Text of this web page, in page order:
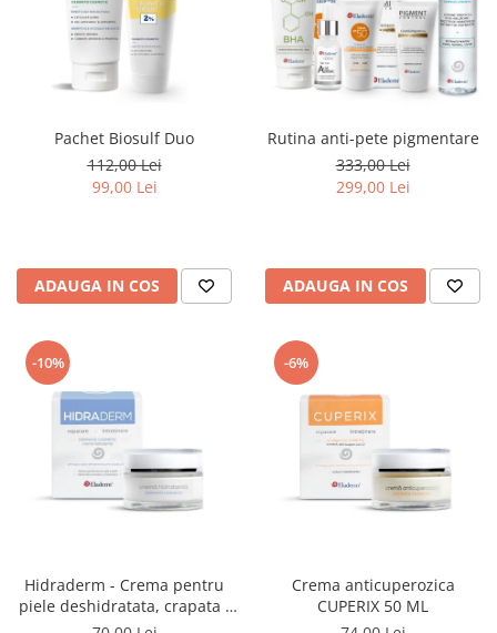
Pachet Biosulf Duo
112,00 Lei
99,00 Lei
ADAUGA IN COS
Rutina anti-pete pigmentare
333,00 Lei
299,00 Lei
ADAUGA IN COS
-10%
Hidraderm - Crema pentru
piele deshidratata, crapata -
50 ML
-6%
Crema anticuperozica
CUPERIX 50 ML